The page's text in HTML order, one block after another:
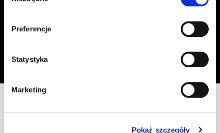
Preferencje
Statystyka
Marketing
Pokaż szczegóły
Adres email
Zapisz się
Oświadczam, że zapoznałem się z
przetwarzania moich danych osobowych, w celu przesyłania mi informacji o